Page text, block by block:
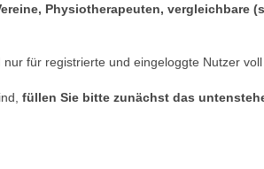
Physiotherapeuten, vergleichbare
für registrierte und eingeloggte Nutzer
füllen Sie bitte zunächst das